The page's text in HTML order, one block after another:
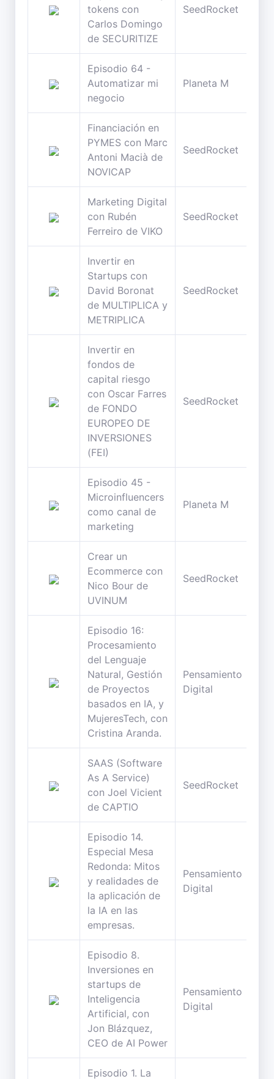
tokens con
Carlos Domingo
de SECURITIZE
SeedRocket
Episodio 64 -
Automatizar mi
negocio
Planeta M
Financiación en
PYMES con Marc
Antoni Macià de
NOVICAP
SeedRocket
Marketing Digital
con Rubén
Ferreiro de VIKO
SeedRocket
Invertir en
Startups con
David Boronat
de MULTIPLICA y
METRIPLICA
SeedRocket
Invertir en
fondos de
capital riesgo
con Oscar Farres
de FONDO
EUROPEO DE
INVERSIONES
(FEI)
SeedRocket
Episodio 45 -
Microinfluencers
como canal de
marketing
Planeta M
Crear un
Ecommerce con
Nico Bour de
UVINUM
SeedRocket
Episodio 16:
Procesamiento
del Lenguaje
Natural, Gestión
de Proyectos
basados en IA, y
MujeresTech, con
Cristina Aranda.
Pensamiento
Digital
SAAS (Software
As A Service)
con Joel Vicient
de CAPTIO
SeedRocket
Episodio 14.
Especial Mesa
Redonda: Mitos
y realidades de
la aplicación de
la IA en las
empresas.
Pensamiento
Digital
Episodio 8.
Inversiones en
startups de
Inteligencia
Artificial, con
Jon Blázquez,
CEO de AI Power
Pensamiento
Digital
Episodio 1. La